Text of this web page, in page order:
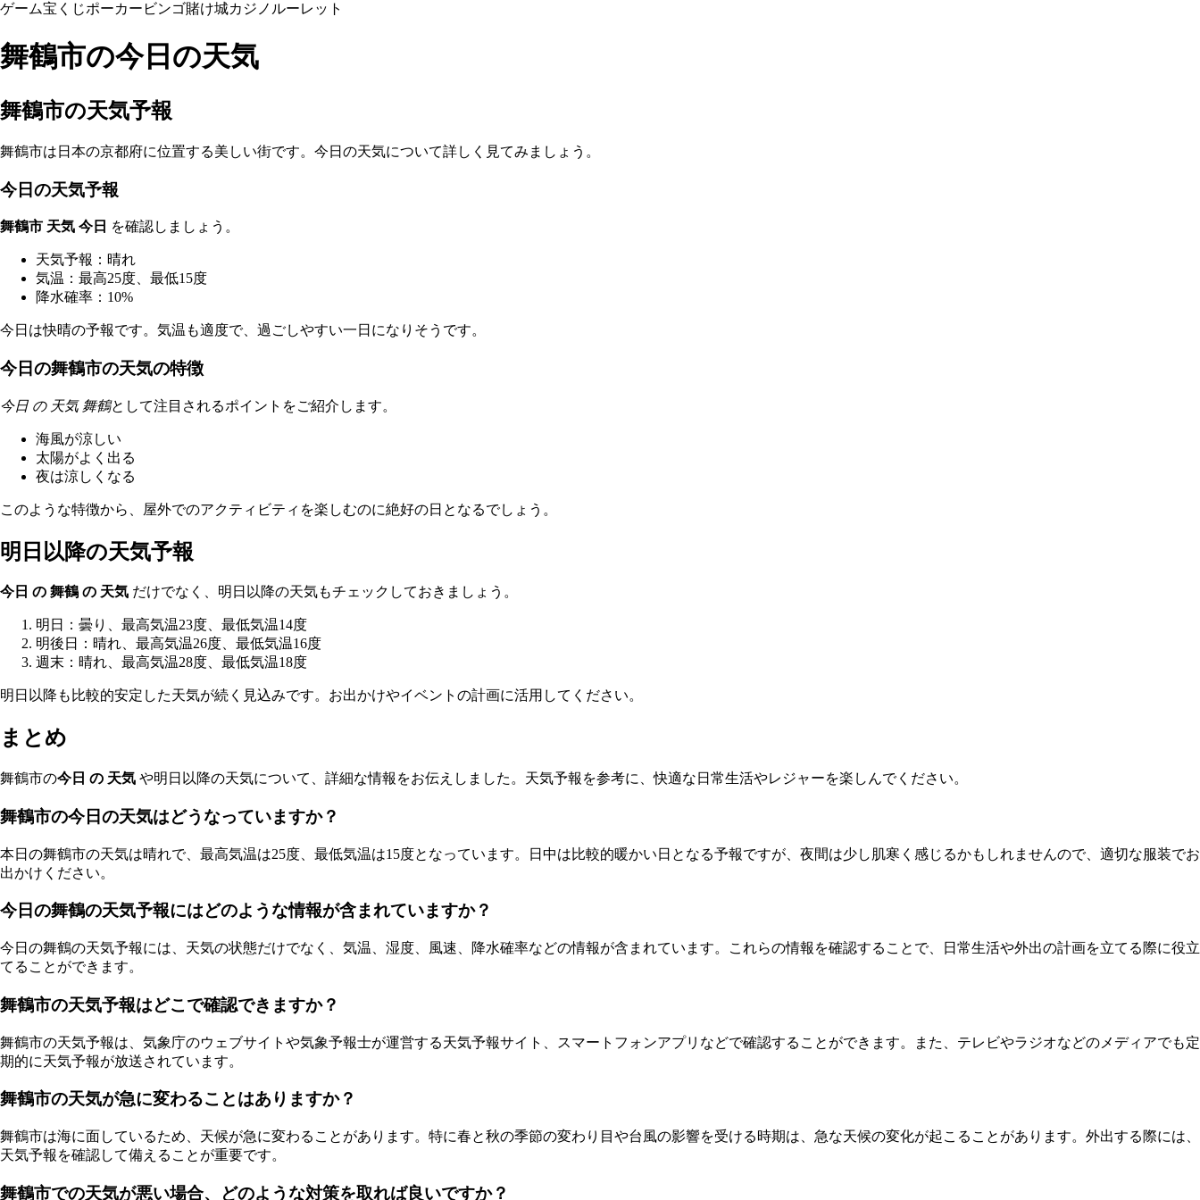
ゲーム宝くじポーカー ビンゴ賭け城カジノ ルーレット
舞鶴市の今日の天気
舞鶴市の天気予報
舞鶴市は日本の京都府に位置する美しい街です。今日の天気について詳しく見てみましょう。
今日の天気予報
舞鶴市 天気 今日 を確認しましょう。
天気予報：晴れ
気温：最高25度、最低15度
降水確率：10%
今日は快晴の予報です。気温も適度で、過ごしやすい一日になりそうです。
今日の舞鶴市の天気の特徴
今日 の 天気 舞鶴として注目されるポイントをご紹介します。
海風が涼しい
太陽がよく出る
夜は涼しくなる
このような特徴から、屋外でのアクティビティを楽しむのに絶好の日となるでしょう。
明日以降の天気予報
今日 の 舞鶴 の 天気 だけでなく、明日以降の天気もチェックしておきましょう。
明日：曇り、最高気温23度、最低気温14度
明後日：晴れ、最高気温26度、最低気温16度
週末：晴れ、最高気温28度、最低気温18度
明日以降も比較的安定した天気が続く見込みです。お出かけやイベントの計画に活用してください。
まとめ
舞鶴市の今日 の 天気 や明日以降の天気について、詳細な情報をお伝えしました。天気予報を参考に、快適な日常生活やレジャーを楽しんでください。
舞鶴市の今日の天気はどうなっていますか？
本日の舞鶴市の天気は晴れで、最高気温は25度、最低気温は15度となっています。日中は比較的暖かい日となる予報ですが、夜間は少し肌寒く感じるかもしれませんので、適切な服装でお
出かけください。
今日の舞鶴の天気予報にはどのような情報が含まれていますか？
今日の舞鶴の天気予報には、天気の状態だけでなく、気温、湿度、風速、降水確率などの情報が含まれています。これらの情報を確認することで、日常生活や外出の計画を立てる際に役立
てることができます。
舞鶴市の天気予報はどこで確認できますか？
舞鶴市の天気予報は、気象庁のウェブサイトや気象予報士が運営する天気予報サイト、スマートフォンアプリなどで確認することができます。また、テレビやラジオなどのメディアでも定
期的に天気予報が放送されています。
舞鶴市の天気が急に変わることはありますか？
舞鶴市は海に面しているため、天候が急に変わることがあります。特に春と秋の季節の変わり目や台風の影響を受ける時期は、急な天候の変化が起こることがあります。外出する際には、
天気予報を確認して備えることが重要です。
舞鶴市での天気が悪い場合、どのような対策を取れば良いですか？